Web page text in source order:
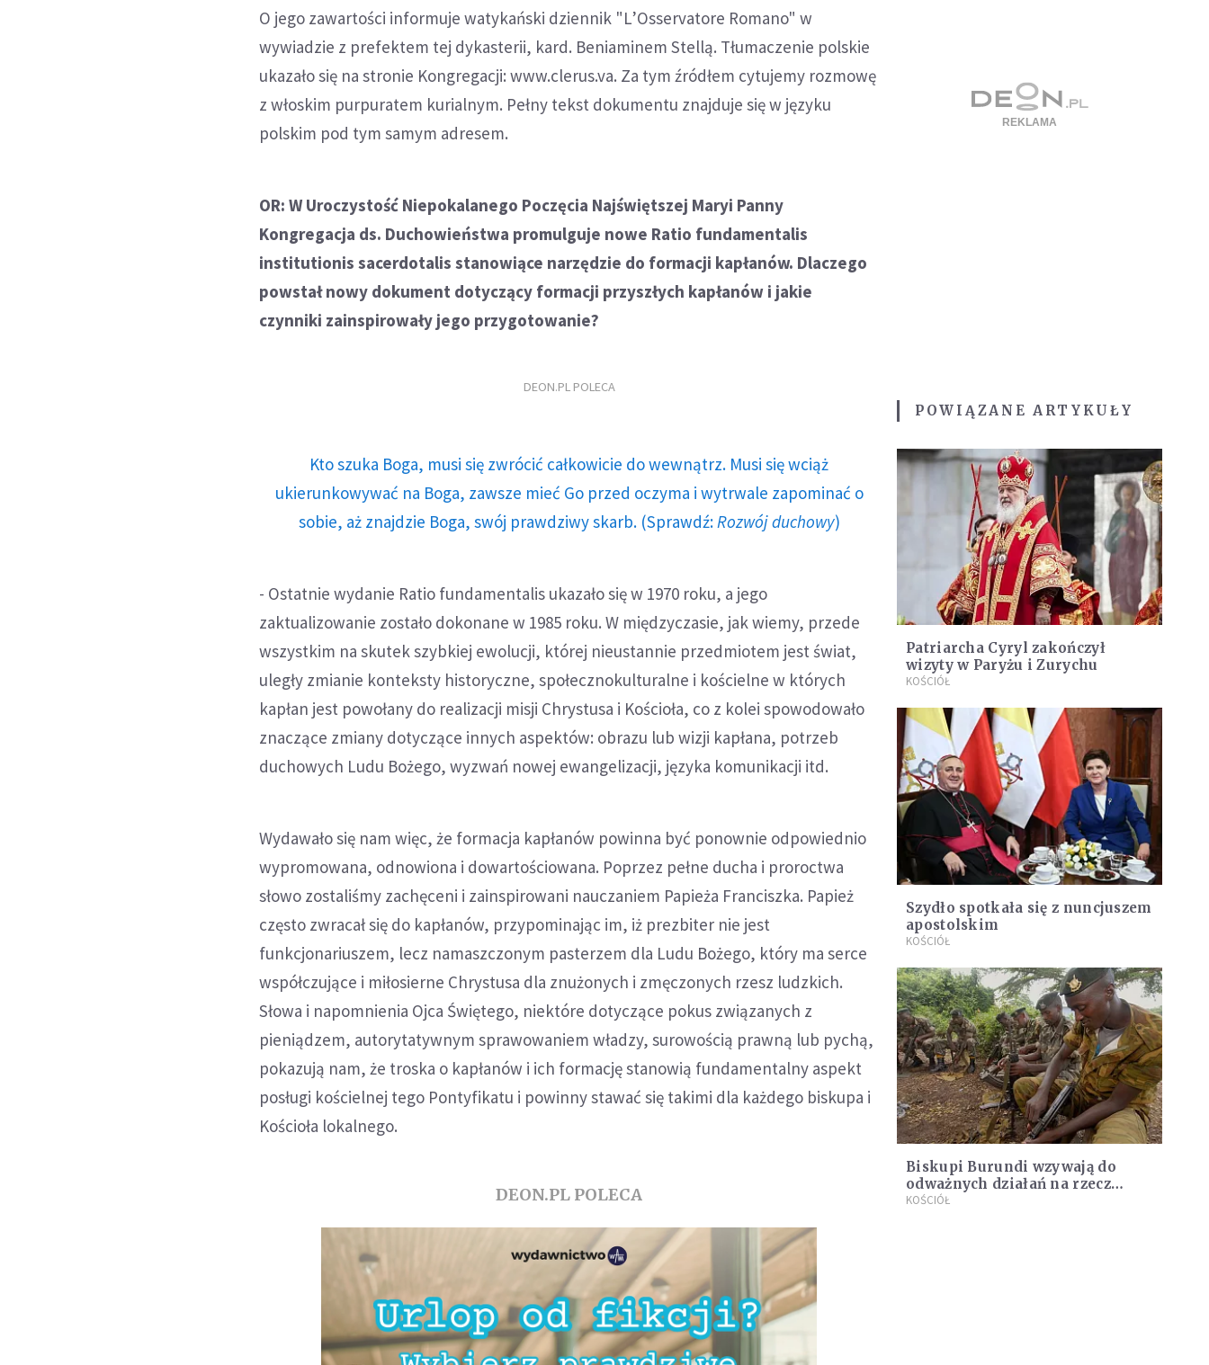
O jego zawartości informuje watykański dziennik "L’Osservatore Romano" w
wywiadzie z prefektem tej dykasterii, kard. Beniaminem Stellą. Tłumaczenie polskie
ukazało się na stronie Kongregacji: www.clerus.va. Za tym źródłem cytujemy rozmowę
z włoskim purpuratem kurialnym. Pełny tekst dokumentu znajduje się w języku
polskim pod tym samym adresem.
OR: W Uroczystość Niepokalanego Poczęcia Najświętszej Maryi Panny
Kongregacja ds. Duchowieństwa promulguje nowe Ratio fundamentalis
institutionis sacerdotalis stanowiące narzędzie do formacji kapłanów. Dlaczego
powstał nowy dokument dotyczący formacji przyszłych kapłanów i jakie
czynniki zainspirowały jego przygotowanie?
DEON.PL POLECA
Kto szuka Boga, musi się zwrócić całkowicie do wewnątrz. Musi się wciąż
ukierunkowywać na Boga, zawsze mieć Go przed oczyma i wytrwale zapominać o
sobie, aż znajdzie Boga, swój prawdziwy skarb. (Sprawdź: Rozwój duchowy)
- Ostatnie wydanie Ratio fundamentalis ukazało się w 1970 roku, a jego
zaktualizowanie zostało dokonane w 1985 roku. W międzyczasie, jak wiemy, przede
wszystkim na skutek szybkiej ewolucji, której nieustannie przedmiotem jest świat,
uległy zmianie konteksty historyczne, społecznokulturalne i kościelne w których
kapłan jest powołany do realizacji misji Chrystusa i Kościoła, co z kolei spowodowało
znaczące zmiany dotyczące innych aspektów: obrazu lub wizji kapłana, potrzeb
duchowych Ludu Bożego, wyzwań nowej ewangelizacji, języka komunikacji itd.
Wydawało się nam więc, że formacja kapłanów powinna być ponownie odpowiednio
wypromowana, odnowiona i dowartościowana. Poprzez pełne ducha i proroctwa
słowo zostaliśmy zachęceni i zainspirowani nauczaniem Papieża Franciszka. Papież
często zwracał się do kapłanów, przypominając im, iż prezbiter nie jest
funkcjonariuszem, lecz namaszczonym pasterzem dla Ludu Bożego, który ma serce
współczujące i miłosierne Chrystusa dla znużonych i zmęczonych rzesz ludzkich.
Słowa i napomnienia Ojca Świętego, niektóre dotyczące pokus związanych z
pieniądzem, autorytatywnym sprawowaniem władzy, surowością prawną lub pychą,
pokazują nam, że troska o kapłanów i ich formację stanowią fundamentalny aspekt
posługi kościelnej tego Pontyfikatu i powinny stawać się takimi dla każdego biskupa i
Kościoła lokalnego.
DEON.PL POLECA
POWIĄZANE ARTYKUŁY
Patriarcha Cyryl zakończył
wizyty w Paryżu i Zurychu
KOŚCIÓŁ
Szydło spotkała się z nuncjuszem
apostolskim
KOŚCIÓŁ
Biskupi Burundi wzywają do
odważnych działań na rzecz
pojednania
KOŚCIÓŁ